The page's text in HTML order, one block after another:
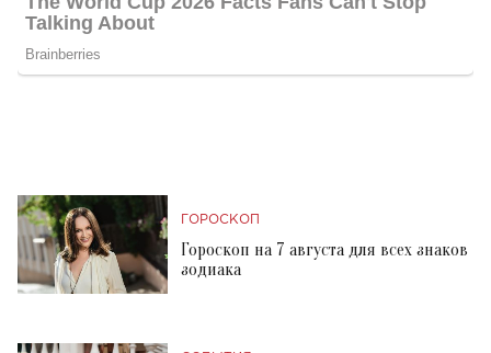
ГОРОСКОП
Гороскоп на 7 августа для всех знаков
зодиака